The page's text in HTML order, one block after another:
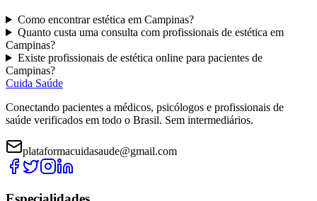
Como encontrarestética em Campinas?
Quanto custa uma consulta com profissionais de estética em
Campinas?
Existe profissionais de estética online para pacientes de
Campinas?
Cuida Saúde
Conectando pacientes a médicos, psicólogos e profissionais de
saúde verificados em todo o Brasil. Sem intermediários.
plataformacuidasaude@gmail.com